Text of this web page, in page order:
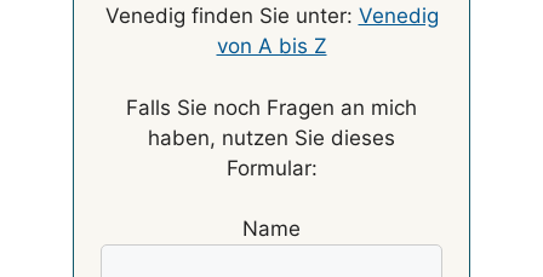
Venedig finden Sie unter: Venedig
von A bis Z
Falls Sie noch Fragen an mich
haben, nutzen Sie dieses
Formular:
Name